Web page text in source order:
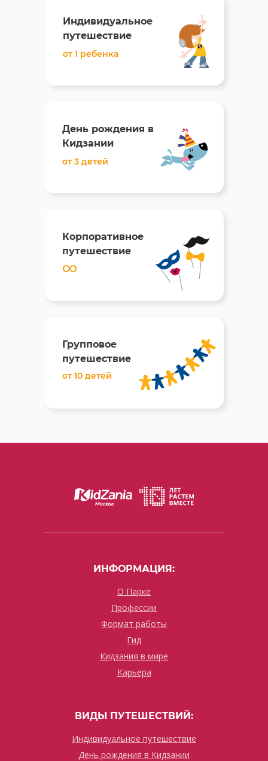
Индивидуальное
путешествие
от 1 ребенка
Корпоративное
путешествие
Групповое
путешествие
от 10 детей
от 3 детей
День рождения в
Кидзании
ИНФОРМАЦИЯ:
О Парке
Профессии
Формат работы
Гид
Кидзания в мире
Карьера
ВИДЫ ПУТЕШЕСТВИЙ:
Индивидуальное путешествие
День рождения в Кидзании